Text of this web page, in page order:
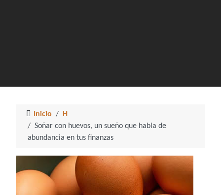
Inicio
H
Soñar con huevos, un sueño que habla de
abundancia en tus finanzas